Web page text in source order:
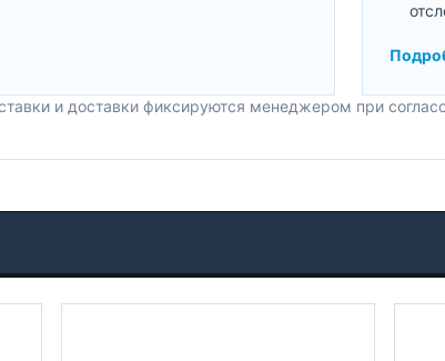
и доставки фиксируются менеджером при